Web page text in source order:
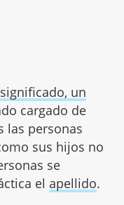
significado, un
cargado de
las personas
sus hijos no
se
el apellido.